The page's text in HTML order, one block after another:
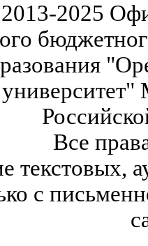
2025
Все
текстовых,
с